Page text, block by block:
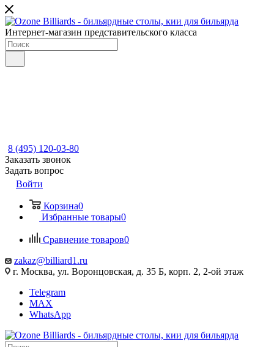
Интернет-магазин представительского класса
8 (495) 120-03-80
Заказать звонок
Задать вопрос
Войти
Корзина0
Избранные товары0
Сравнение товаров0
zakaz@billiard1.ru
г. Москва, ул. Воронцовская, д. 35 Б, корп. 2, 2-ой этаж
Telegram
MAX
WhatsApp